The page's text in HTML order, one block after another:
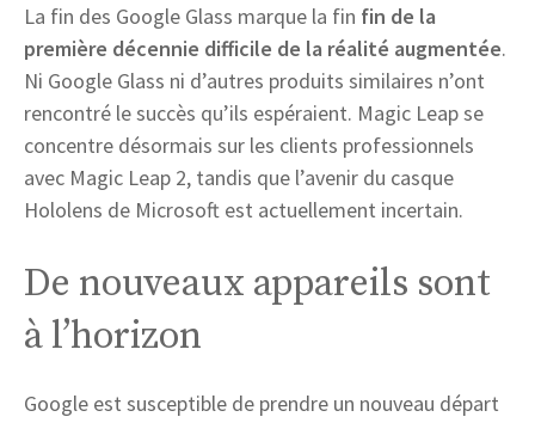
La fin des Google Glass marque la fin fin de la
première décennie difficile de la réalité augmentée.
Ni Google Glass ni d’autres produits similaires n’ont
rencontré le succès qu’ils espéraient. Magic Leap se
concentre désormais sur les clients professionnels
avec Magic Leap 2, tandis que l’avenir du casque
Hololens de Microsoft est actuellement incertain.
De nouveaux appareils sont
à l’horizon
Google est susceptible de prendre un nouveau départ